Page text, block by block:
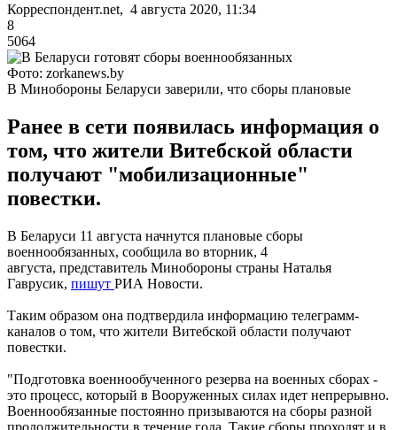
Корреспондент.net, 4 августа 2020, 11:34
8
5064
Фото: zorkanews.by
В Минобороны Беларуси заверили, что сборы плановые
Ранее в сети появилась информация о
том, что жители Витебской области
получают "мобилизационные"
повестки.
В Беларуси 11 августа начнутся плановые сборы
военнообязанных, сообщила во вторник, 4
августа, представитель Минобороны страны Наталья
Гаврусик, пишут РИА Новости.
Таким образом она подтвердила информацию телеграмм-
каналов о том, что жители Витебской области получают
повестки.
"Подготовка военнообученного резерва на военных сборах -
это процесс, который в Вооруженных силах идет непрерывно.
Военнообязанные постоянно призываются на сборы разной
продолжительности в течение года. Такие сборы проходят и в